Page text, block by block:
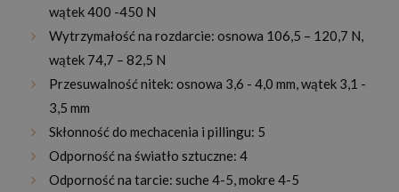
wątek 400 -450 N
Wytrzymałość na rozdarcie: osnowa 106,5 – 120,7 N,
wątek 74,7 – 82,5 N
Przesuwalność nitek: osnowa 3,6 - 4,0 mm, wątek 3,1 -
3,5 mm
Skłonność do mechacenia i pillingu: 5
Odporność na światło sztuczne: 4
Odporność na tarcie: suche 4-5, mokre 4-5